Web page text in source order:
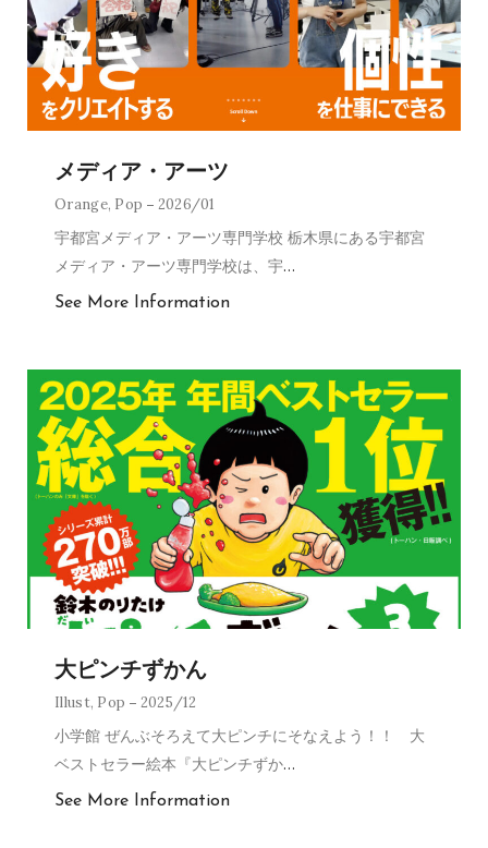
メディア・アーツ
Orange, Pop 2026/01
宇都宮メディア・アーツ専門学校 栃木県にある宇都宮
メディア・アーツ専門学校は、宇…
See More Information
大ピンチずかん
Illust, Pop 2025/12
小学館 ぜんぶそろえて大ピンチにそなえよう！！ 大
ベストセラー絵本『大ピンチずか…
See More Information